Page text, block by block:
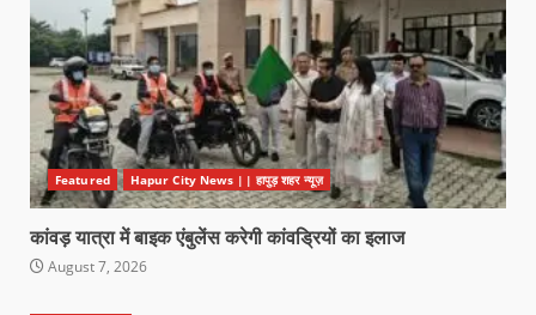
Featured Hapur City News || हापुड़ शहर न्यूज़
कांवड़ यात्रा में बाइक एंबुलेंस करेगी कांवड्रियों का इलाज
August 7, 2026